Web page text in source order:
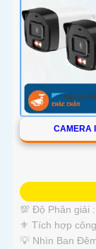
CAMERA
💯 Độ Phân giải :
⚜️ Tích hợp
💡 Nhìn Ban